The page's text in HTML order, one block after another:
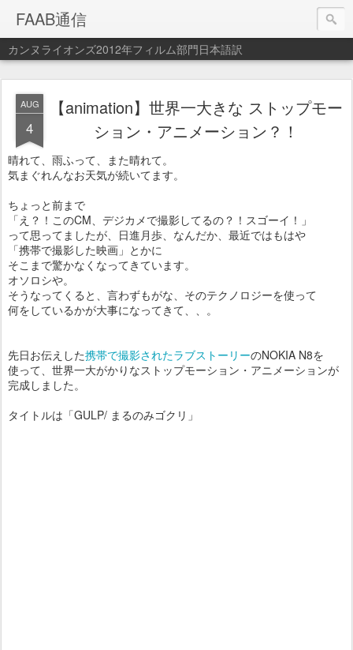
FAAB通信
カンヌライオンズ2012年フィルム部門日本語訳
AUG
4
【animation】世界一大きな ストップモー
ション・アニメーション？！
晴れて、雨ふって、また晴れて。
気まぐれんなお天気が続いてます。
ちょっと前まで
「え？！このCM、デジカメで撮影してるの？！スゴーイ！」
って思ってましたが、日進月歩、なんだか、最近ではもはや
「携帯で撮影した映画」とかに
そこまで驚かなくなってきています。
オソロシや。
そうなってくると、言わずもがな、そのテクノロジーを使って
何をしているかが大事になってきて、、。
先日お伝えした携帯で撮影されたラブストーリーのNOKIA N8を
使って、世界一大がかりなストップモーション・アニメーションが
完成しました。
タイトルは「GULP/ まるのみゴクリ」